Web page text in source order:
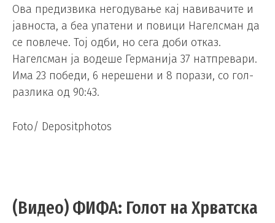
Ова предизвика негодување кај навивачите и
јавноста, а беа упатени и повици Нагелсман да
се повлече. Тој одби, но сега доби отказ.
Нагелсман ја водеше Германија 37 натпревари.
Има 23 победи, 6 нерешени и 8 порази, со гол-
разлика од 90:43.
Foto/ Depositphotos
(Видео) ФИФА: Голот на Хрватска